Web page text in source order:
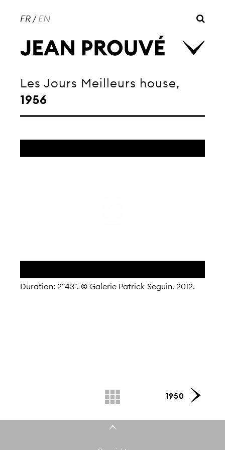
FR/EN
Les Jours Meilleurs house,
1956
Duration: 2"43". © Galerie Patrick Seguin. 2012.
1950